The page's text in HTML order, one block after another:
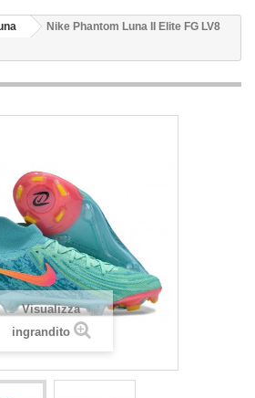
Nike Phantom Luna II Elite FG LV8
Visualizza
ingrandito